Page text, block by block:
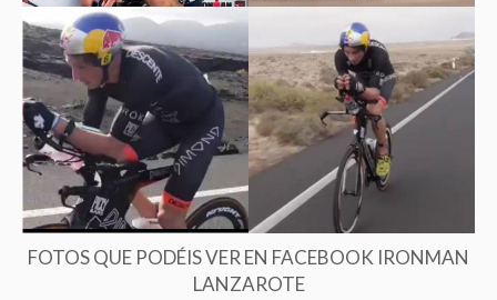
FOTOS QUE PODÉIS VER EN FACEBOOK IRONMAN
LANZAROTE